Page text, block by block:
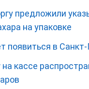
предложили
на упаковке
в Санкт-
на кассе